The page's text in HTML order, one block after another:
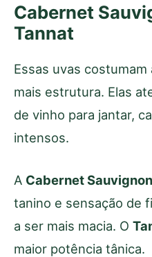
Cabernet
Tannat
Essas uvas
mais estrutura. Elas
de vinho para jantar,
intensos.
A Cabernet Sauvignon
tanino e sensação de
a ser mais macia. O
maior potência tânica.